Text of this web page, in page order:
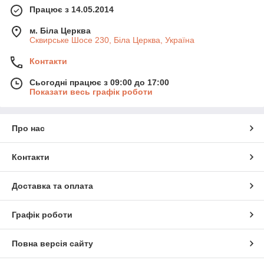
Працює з 14.05.2014
м. Біла Церква
Сквирське Шосе 230, Біла Церква, Україна
Контакти
Сьогодні працює з 09:00 до 17:00
Показати весь графік роботи
Про нас
Контакти
Доставка та оплата
Графік роботи
Повна версія сайту